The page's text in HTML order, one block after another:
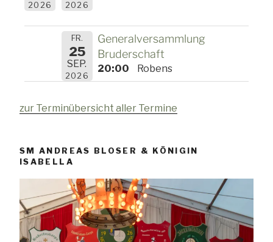
2026 2026
FR.
25
SEP.
2026
Generalversammlung
Bruderschaft
20:00 Robens
zur Terminübersicht aller Termine
SM ANDREAS BLOSER & KÖNIGIN
ISABELLA